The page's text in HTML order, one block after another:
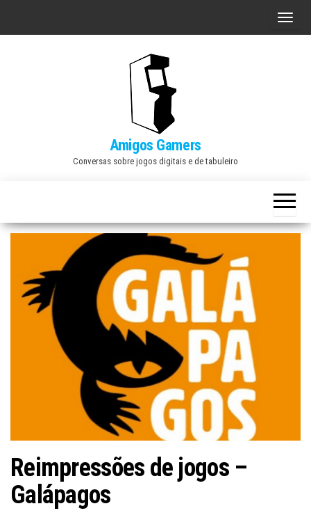
A
a
v
e
Amigos Gamers
Conversas sobre jogos digitais e de tabuleiro
Reimpressões de jogos –
Galápagos